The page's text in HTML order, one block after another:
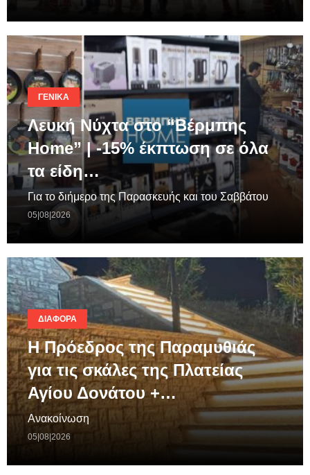
ΓΕΝΙΚΆ
Λευκή Νύχτα στο “Βέρμπης
Home” | -15% έκπτωση σε όλα
τα είδη…
Για το διήμερο της Παρασκευής και του Σαββάτου
05|08|2026
ΔΙΆΦΟΡΑ
Η Πρόεδρος της Παραμυθιάς
για τις σκάλες της Πλατείας
Αγίου Δονάτου +…
Ανακοίνωση
05|08|2026